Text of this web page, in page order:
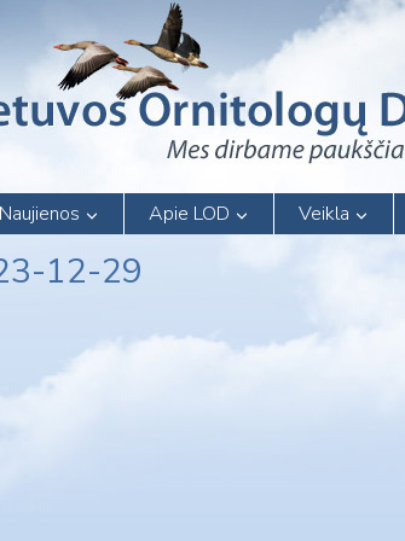
Naujienos Apie LOD Veikla
12-29